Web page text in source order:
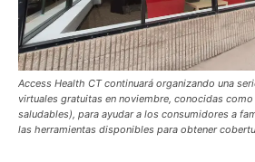
Access Health CT continuará organizando una
virtuales gratuitas en noviembre, conocidas
saludables), para ayudar a los consumidores a
las herramientas disponibles para obtener